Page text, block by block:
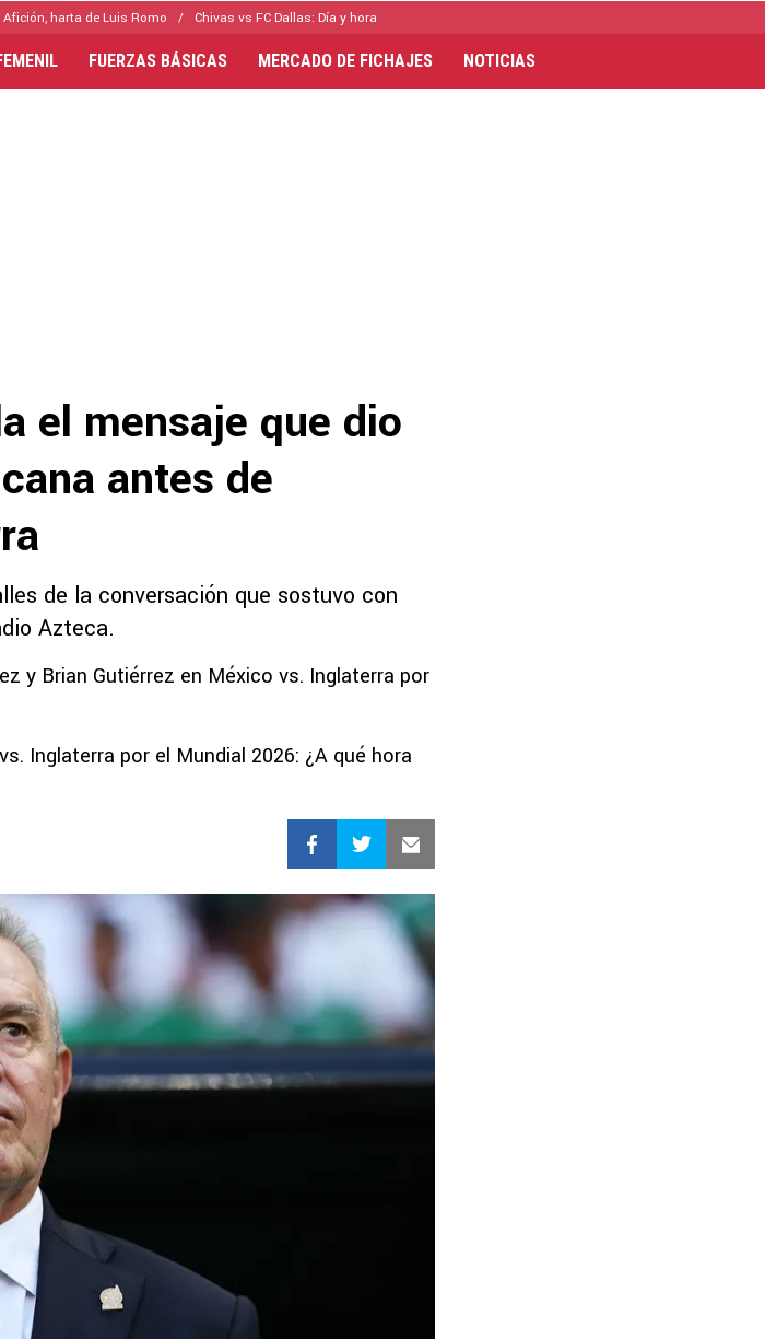
Afición, harta de Luis Romo Chivas vs FC Dallas: Día y hora
FUERZAS BÁSICAS MERCADO DE FICHAJES NOTICIAS
el mensaje que dio
antes de
de la conversación que sostuvo con
Azteca.
y Brian Gutiérrez en México vs. Inglaterra por
Inglaterra por el Mundial 2026: ¿A qué hora